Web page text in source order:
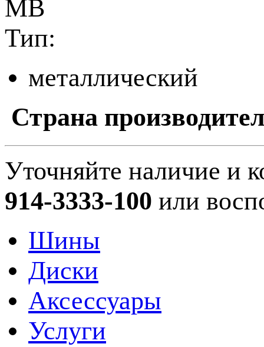
МВ
Тип:
металлический
Страна
Уточняйте наличие и
914-3333-100 или
Шины
Диски
Аксессуары
Услуги